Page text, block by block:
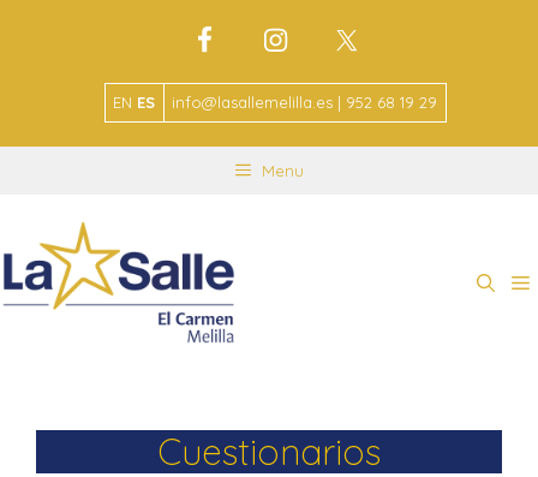
EN ES info@lasallemelilla.es | 952 68 19 29
Menu
Cuestionarios